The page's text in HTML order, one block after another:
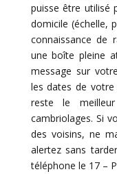
puisse être utilisé
domicile (échelle,
connaissance de
une boîte pleine
message sur
les dates de votre
reste le
cambriolages. Si
des voisins, ne
alertez sans
téléphone le 17 –